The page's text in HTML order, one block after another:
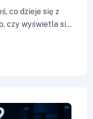
co dzieje się z
czy wyświetla się